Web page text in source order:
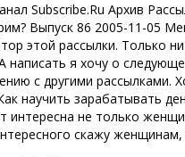
Subscribe.Ru Архив
Выпуск 86 2005-11-05
этой рассылки. Только
написать я хочу о
с другими рассылками.
научить зарабатывать
интересна не только
скажу